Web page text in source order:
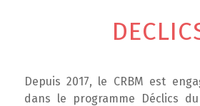
Depuis 2017, le CRBM est
dans le programme
Déclics